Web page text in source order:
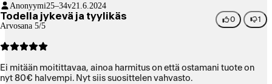
Anonyymi25–34v21.6.2024
Todella jykevä ja tyylikäs
Arvosana 5/5
0 1
Ei mitään moitittavaa, ainoa harmitus on että ostamani tuote on
nyt 80€ halvempi. Nyt siis suosittelen vahvasto.